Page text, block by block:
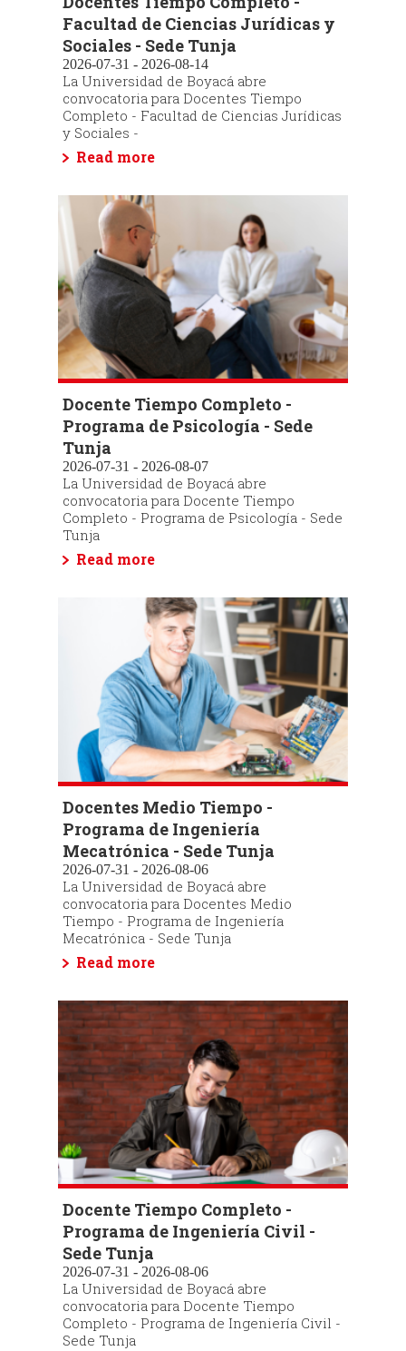
Facultad de Ciencias Jurídicas y
Sociales - Sede Tunja
2026-07-31 - 2026-08-14
La Universidad de Boyacá abre
convocatoria para Docentes Tiempo
Completo - Facultad de Ciencias Jurídicas
y Sociales -
Read more
Docente Tiempo Completo -
Programa de Psicología - Sede
Tunja
2026-07-31 - 2026-08-07
La Universidad de Boyacá abre
convocatoria para Docente Tiempo
Completo - Programa de Psicología - Sede
Tunja
Read more
Docentes Medio Tiempo -
Programa de Ingeniería
Mecatrónica - Sede Tunja
2026-07-31 - 2026-08-06
La Universidad de Boyacá abre
convocatoria para Docentes Medio
Tiempo - Programa de Ingeniería
Mecatrónica - Sede Tunja
Read more
Docente Tiempo Completo -
Programa de Ingeniería Civil -
Sede Tunja
2026-07-31 - 2026-08-06
La Universidad de Boyacá abre
convocatoria para Docente Tiempo
Completo - Programa de Ingeniería Civil -
Sede Tunja